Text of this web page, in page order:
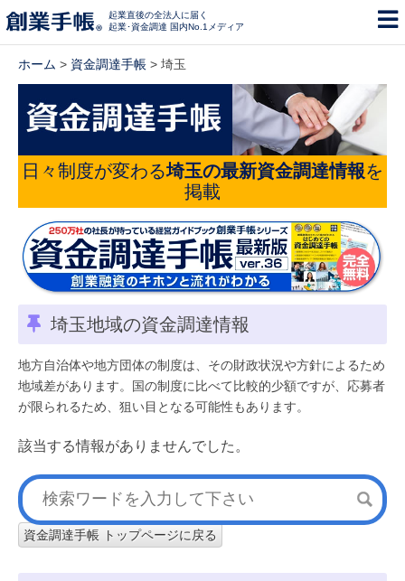
起業直後の全法人に届く
起業･資金調達 国内No.1メディア
ホーム > 資金調達手帳 > 埼玉
日々制度が変わる埼玉の最新資金調達情報を
掲載
埼玉地域の資金調達情報
地方自治体や地方団体の制度は、その財政状況や方針によるため
地域差があります。国の制度に比べて比較的少額ですが、応募者
が限られるため、狙い目となる可能性もあります。
該当する情報がありませんでした。
資金調達手帳 トップページに戻る